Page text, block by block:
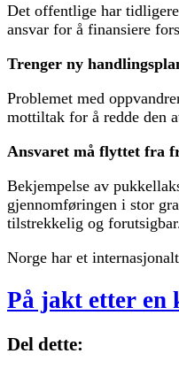
Det offentlige har
ansvar for å finansiere
Trenger ny
Problemet med
mottiltak for å redde den
Ansvaret må flyttet fra
Bekjempelse av
gjennomføringen i stor
tilstrekkelig og
Norge har et
På jakt etter en
Del dette: